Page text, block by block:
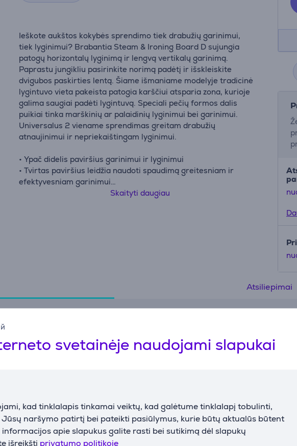
svetainėje naudojami slapukai
kad tinklalapis tinkamai veiktų, kad galėtume tinklalapį tobulinti,
naršymo patirtį bei pateikti pasiūlymus, kurie būtų aktualūs būtent
apie slapukus galite rasti bei sutikimą dėl slapukų
išreikšti privatumo politikoje
Ieškote aukštos kokybės sprendimo tiek drabužių garinimui,
tiek lyginimui? Brabantia Steam & Ironing Board D sujungia
patogų horizontalų lyginimą ir lengvą vertikalų garinimą.
Paprastu jungikliu pasirinkite norimą padėtį ir išskleiskite
dvigubos paskirties lentą. Šiame išmaniame modelyje tradicinė
lygintuvo vieta pakeista patogia karščiui atsparia zona, kurioje
galima saugiai padėti lygintuvą. Speciali pečių formos dalis
puikiai tinka marškinių ar palaidinių lyginimui bei garinimui.
Universalus 2 viename sprendimas greitam drabužių
atnaujinimui ir nepriekaištingam lyginimui.
• Ypač didelis paviršius garinimui ir lyginimui
• Tvirtas paviršius leidžia naudoti spaudimą greitesniam ir
efektyvesniam garinimui
• Patogus garinimas – papildoma kilpa drabužių pakabai arba
Skaityti daugiau
Atsiliepimai
Lygintuvas Išmatavimai